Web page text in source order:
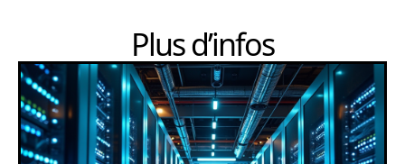
Plus d’infos